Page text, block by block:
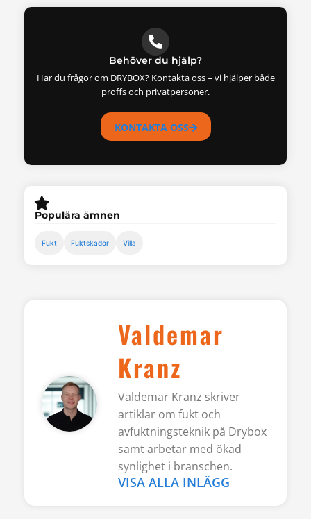
Behöver du hjälp?
Har du frågor om DRYBOX? Kontakta oss – vi hjälper både
proffs och privatpersoner.
KONTAKTA OSS
Populära ämnen
Fukt Fuktskador Villa
Valdemar
Kranz
Valdemar Kranz skriver
artiklar om fukt och
avfuktningsteknik på Drybox
samt arbetar med ökad
synlighet i branschen.
VISA ALLA INLÄGG